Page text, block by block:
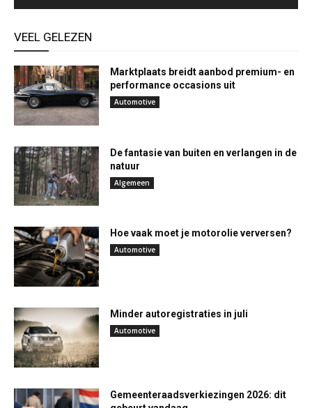
VEEL GELEZEN
Marktplaats breidt aanbod premium- en
performance occasions uit
Automotive
De fantasie van buiten en verlangen in de
natuur
Algemeen
Hoe vaak moet je motorolie verversen?
Automotive
Minder autoregistraties in juli
Automotive
Gemeenteraadsverkiezingen 2026: dit